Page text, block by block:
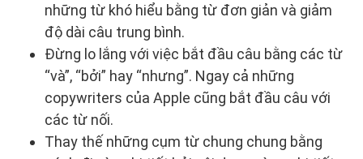
những từ khó hiểu bằng từ đơn giản và giảm
độ dài câu trung bình.
Đừng lo lắng với việc bắt đầu câu bằng các từ
“và”, “bởi” hay “nhưng”. Ngay cả những
copywriters của Apple cũng bắt đầu câu với
các từ nối.
Thay thế những cụm từ chung chung bằng